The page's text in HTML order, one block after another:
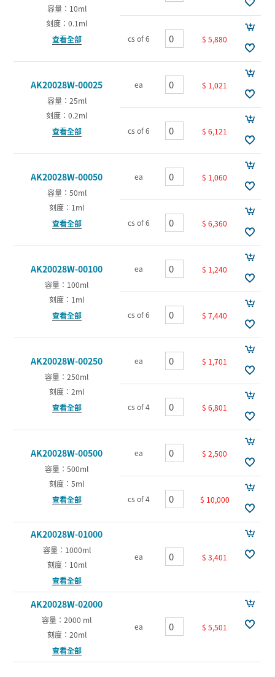
容量：10ml
刻度：0.1ml
查看全部
cs of 6 $ 5,880
AK20028W-00025
容量：25ml
刻度：0.2ml
查看全部
ea $ 1,021
cs of 6 $ 6,121
AK20028W-00050
容量：50ml
刻度：1ml
查看全部
ea $ 1,060
cs of 6 $ 6,360
AK20028W-00100
容量：100ml
刻度：1ml
查看全部
ea $ 1,240
cs of 6 $ 7,440
AK20028W-00250
容量：250ml
刻度：2ml
查看全部
ea $ 1,701
cs of 4 $ 6,801
AK20028W-00500
容量：500ml
刻度：5ml
查看全部
ea $ 2,500
cs of 4 $ 10,000
AK20028W-01000
容量：1000ml
刻度：10ml
查看全部
ea $ 3,401
AK20028W-02000
容量：2000 ml
刻度：20ml
查看全部
ea $ 5,501